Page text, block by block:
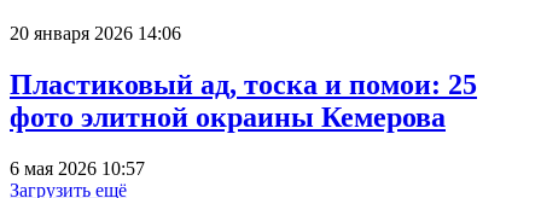
20 января 2026 14:06
Пластиковый ад, тоска и помои: 25
фото элитной окраины Кемерова
6 мая 2026 10:57
Загрузить ещё